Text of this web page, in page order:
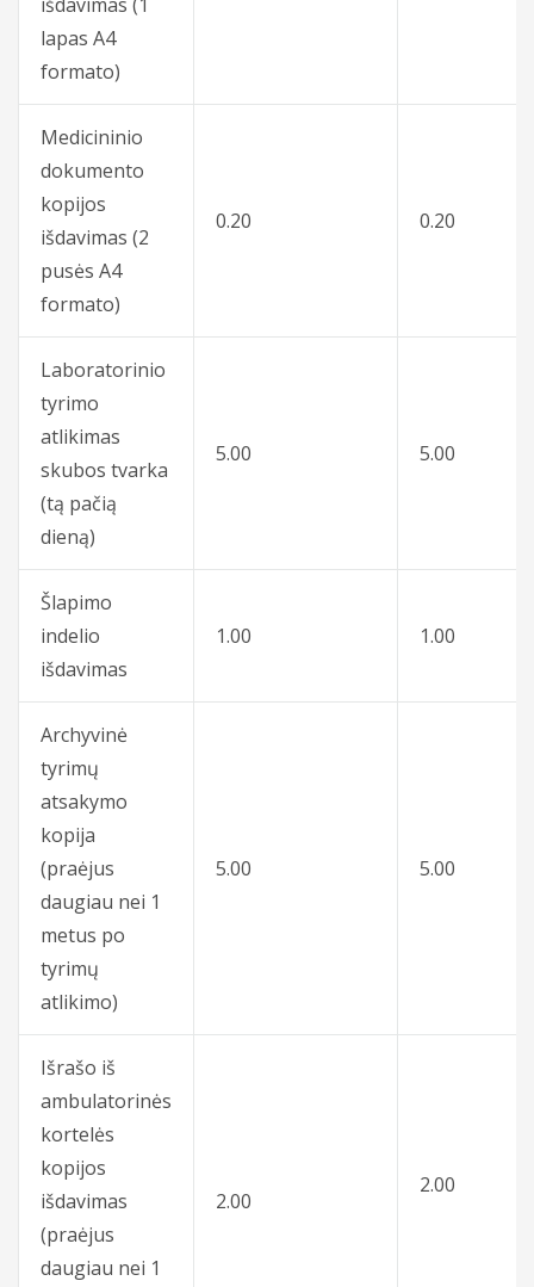
Asmens duomenų apsaugos politika
Kita informacija
Psichikos sveikatos centras - gydytojai
Kitos paslaugos
Profilaktiniai sveikatos patikrinimai
Kitos paslaugos
lapas A4
formato)
Medicininio
dokumento
kopijos
išdavimas (2
pusės A4
formato)
0.20 0.20
Laboratorinio
tyrimo
atlikimas
skubos tvarka
(tą pačią
dieną)
5.00 5.00
Šlapimo
indelio
išdavimas
1.00 1.00
Archyvinė
tyrimų
atsakymo
kopija
(praėjus
daugiau nei 1
metus po
tyrimų
atlikimo)
5.00 5.00
Išrašo iš
ambulatorinės
kortelės
kopijos
išdavimas
(praėjus
daugiau nei 1
2.00
2.00